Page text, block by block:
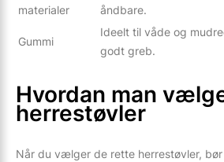
materialer
åndbare.
Gummi
Ideelt til våde og
godt greb.
Hvordan man
herrestøvler
Når du vælger de rette herrestøvler,